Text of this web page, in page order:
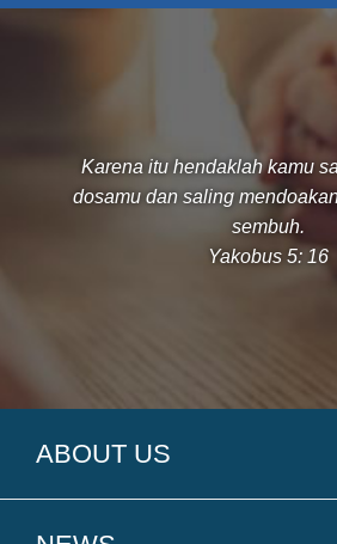
Karena itu hendaklah kamu
dosamu dan saling
sembuh.
Yakobus 5: 16
ABOUT US